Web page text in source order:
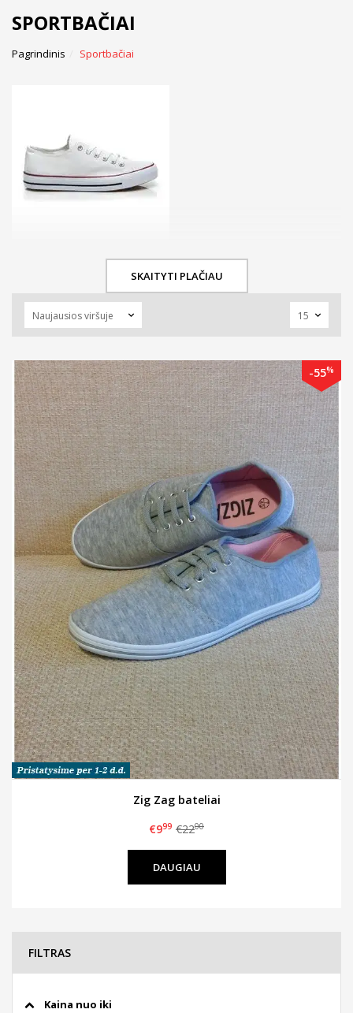
SPORTBAČIAI
Pagrindinis Sportbačiai
SKAITYTI PLAČIAU
-55%
Zig Zag bateliai
€999 €2200
DAUGIAU
FILTRAS
Kaina nuo iki